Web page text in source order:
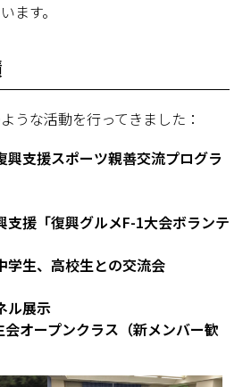
ます。
うな活動を行ってきました：
興支援スポーツ親善交流プログラ
支援「復興グルメF-1大会ボランテ
学生、高校生との交流会
ル展示
オープンクラス（新メンバー歓